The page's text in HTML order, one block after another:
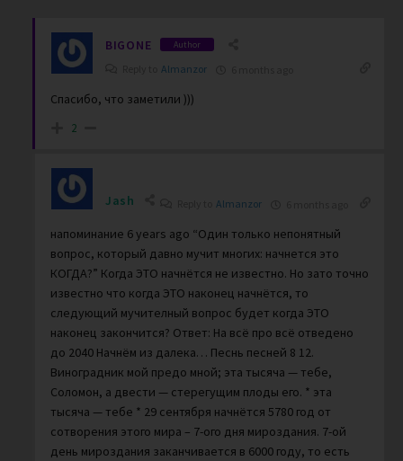
BIGONE Author
Almanzor
Спасибо, что заметили )))
2
Jash Almanzor
напоминание 6 years ago “Один только непонятный
вопрос, который давно мучит многих: начнется это
КОГДА?” Когда ЭТО начнётся не известно. Но зато точно
известно что когда ЭТО наконец начнётся, то
следующий мучителный вопрос будет когда ЭТО
наконец закончится? Ответ: На всё про всё отведено
до 2040 Начнём из далека… Песнь песней 8 12.
Виноградник мой предо мной; эта тысяча — тебе,
Соломон, а двести — стерегущим плоды его. * эта
тысяча — тебе * 29 сентября начнётся 5780 год от
сотворения этого мира – 7-ого дня мироздания. 7-ой
день мироздания заканчивается в 6000 году, то есть